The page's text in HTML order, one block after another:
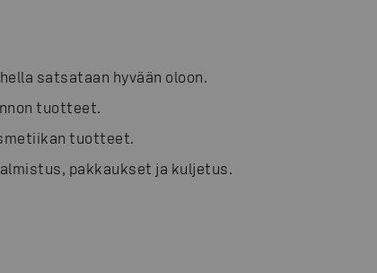
satsataan hyvään oloon.
tuotteet.
tuotteet.
pakkaukset ja kuljetus.